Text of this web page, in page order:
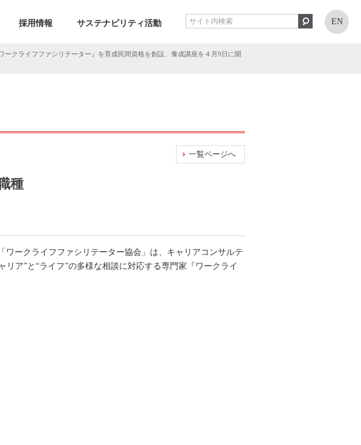
採用情報 サステナビリティ活動 EN
クライフファシリテーター』を育成民間資格を創設、養成講座を４月9日に開
一覧ページへ
種
ワークライフファシリテーター協会」は、キャリアコンサルテ
ア”と“ライフ”の多様な相談に対応する専門家『ワークライ